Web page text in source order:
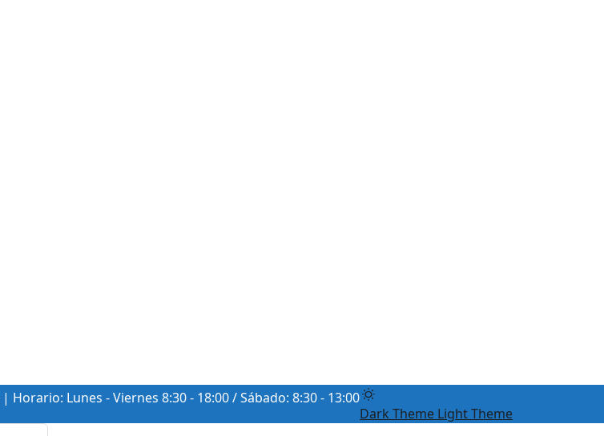
| Horario: Lunes - Viernes 8:30 - 18:00 / Sábado: 8:30 - 13:00
Dark Theme Light Theme